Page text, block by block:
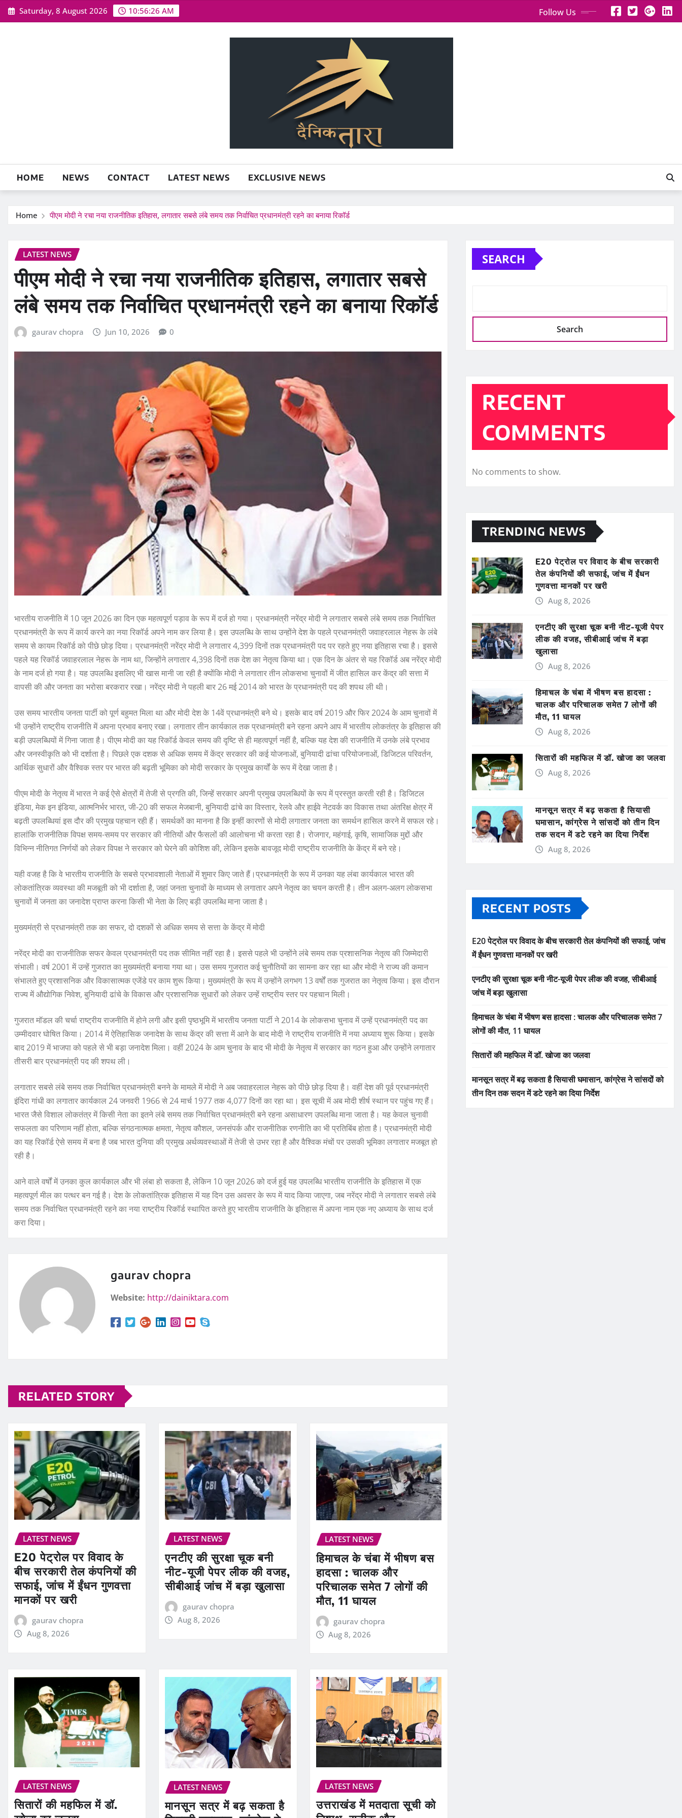
Skip
to
Saturday, 8 August 2026 10:56:27 AM Follow Us
HOME NEWS CONTACT LATEST NEWS EXCLUSIVE NEWS
Home पीएम मोदी ने रचा नया राजनीतिक इतिहास, लगातार सबसे लंबे समय तक निर्वाचित प्रधानमंत्री रहने का बनाया रिकॉर्ड
LATEST NEWS
पीएम मोदी ने रचा नया राजनीतिक इतिहास, लगातार सबसे
लंबे समय तक निर्वाचित प्रधानमंत्री रहने का बनाया रिकॉर्ड
gaurav chopra Jun 10, 2026 0
भारतीय राजनीति में 10 जून 2026 का दिन एक महत्वपूर्ण पड़ाव के रूप में दर्ज हो गया। प्रधानमंत्री नरेंद्र मोदी ने लगातार सबसे लंबे समय तक निर्वाचित
प्रधानमंत्री के रूप में कार्य करने का नया रिकॉर्ड अपने नाम कर लिया है। इस उपलब्धि के साथ उन्होंने देश के पहले प्रधानमंत्री जवाहरलाल नेहरू के लंबे
समय से कायम रिकॉर्ड को पीछे छोड़ दिया। प्रधानमंत्री नरेंद्र मोदी ने लगातार 4,399 दिनों तक प्रधानमंत्री पद पर रहते हुए नया इतिहास रचा है। इससे
पहले यह रिकॉर्ड जवाहरलाल नेहरू के नाम था, जिन्होंने लगातार 4,398 दिनों तक देश का नेतृत्व किया था। एक दिन के अंतर से यह रिकॉर्ड अब नरेंद्र मोदी
के नाम दर्ज हो गया है। यह उपलब्धि इसलिए भी खास मानी जा रही है क्योंकि मोदी ने लगातार तीन लोकसभा चुनावों में जीत हासिल कर केंद्र की सत्ता में
वापसी की और जनता का भरोसा बरकरार रखा। नरेंद्र मोदी ने पहली बार 26 मई 2014 को भारत के प्रधानमंत्री पद की शपथ ली थी।
उस समय भारतीय जनता पार्टी को पूर्ण बहुमत मिला था और मोदी देश के 14वें प्रधानमंत्री बने थे। इसके बाद वर्ष 2019 और फिर 2024 के आम चुनावों में
भी उन्होंने राष्ट्रीय राजनीति में अपना प्रभाव बनाए रखा। लगातार तीन कार्यकाल तक प्रधानमंत्री बने रहना अपने आप में भारतीय लोकतंत्र के इतिहास की
बड़ी उपलब्धियों में गिना जाता है। पीएम मोदी का यह रिकॉर्ड केवल समय की दृष्टि से ही महत्वपूर्ण नहीं है, बल्कि यह देश की राजनीति में उनके लंबे प्रभाव
और जनस्वीकृति को भी दर्शाता है। पिछले एक दशक से अधिक समय में केंद्र सरकार की कई योजनाओं, बुनियादी ढांचा परियोजनाओं, डिजिटल परिवर्तन,
आर्थिक सुधारों और वैश्विक स्तर पर भारत की बढ़ती भूमिका को मोदी सरकार के प्रमुख कार्यों के रूप में देखा जाता है।
पीएम मोदी के नेतृत्व में भारत ने कई ऐसे क्षेत्रों में तेजी से प्रगति की, जिन्हें सरकार अपनी प्रमुख उपलब्धियों के रूप में प्रस्तुत करती रही है। डिजिटल
इंडिया, मेक इन इंडिया, आत्मनिर्भर भारत, जी-20 की सफल मेजबानी, बुनियादी ढांचे का विस्तार, रेलवे और हाईवे नेटवर्क का विकास तथा अंतरिक्ष क्षेत्र में
बढ़ती उपलब्धियां इस दौर की प्रमुख पहचान रही हैं। समर्थकों का मानना है कि इन्हीं कारणों से मोदी लगातार जनता का समर्थन हासिल करने में सफल रहे।
हालांकि राजनीतिक विपक्ष समय-समय पर सरकार की नीतियों और फैसलों की आलोचना भी करता रहा है। रोजगार, महंगाई, कृषि, सामाजिक मुद्दों और
विभिन्न नीतिगत निर्णयों को लेकर विपक्ष ने सरकार को घेरने की कोशिश की, लेकिन इसके बावजूद मोदी राष्ट्रीय राजनीति के केंद्र में बने रहे।
यही वजह है कि वे भारतीय राजनीति के सबसे प्रभावशाली नेताओं में शुमार किए जाते हैं।प्रधानमंत्री के रूप में उनका यह लंबा कार्यकाल भारत की
लोकतांत्रिक व्यवस्था की मजबूती को भी दर्शाता है, जहां जनता चुनावों के माध्यम से लगातार अपने नेतृत्व का चयन करती है। तीन अलग-अलग लोकसभा
चुनावों में जनता का जनादेश प्राप्त करना किसी भी नेता के लिए बड़ी उपलब्धि माना जाता है।
मुख्यमंत्री से प्रधानमंत्री तक का सफर, दो दशकों से अधिक समय से सत्ता के केंद्र में मोदी
नरेंद्र मोदी का राजनीतिक सफर केवल प्रधानमंत्री पद तक सीमित नहीं रहा है। इससे पहले भी उन्होंने लंबे समय तक प्रशासनिक नेतृत्व की जिम्मेदारी
संभाली। वर्ष 2001 में उन्हें गुजरात का मुख्यमंत्री बनाया गया था। उस समय गुजरात कई चुनौतियों का सामना कर रहा था और मोदी ने राज्य की कमान
संभालते हुए प्रशासनिक और विकासात्मक एजेंडे पर काम शुरू किया। मुख्यमंत्री के रूप में उन्होंने लगभग 13 वर्षों तक गुजरात का नेतृत्व किया। इस दौरान
राज्य में औद्योगिक निवेश, बुनियादी ढांचे के विकास और प्रशासनिक सुधारों को लेकर उन्हें राष्ट्रीय स्तर पर पहचान मिली।
गुजरात मॉडल की चर्चा राष्ट्रीय राजनीति में होने लगी और इसी पृष्ठभूमि में भारतीय जनता पार्टी ने 2014 के लोकसभा चुनाव में उन्हें प्रधानमंत्री पद का
उम्मीदवार घोषित किया। 2014 में ऐतिहासिक जनादेश के साथ केंद्र की सत्ता में आने के बाद मोदी ने राष्ट्रीय राजनीति में नया अध्याय शुरू किया। इसके
बाद 2019 में भाजपा को पहले से भी बड़ा जनादेश मिला। वहीं 2024 के आम चुनाव के बाद भी मोदी के नेतृत्व में सरकार का गठन हुआ और उन्होंने लगातार
तीसरी बार प्रधानमंत्री पद की शपथ ली।
लगातार सबसे लंबे समय तक निर्वाचित प्रधानमंत्री बनने के मामले में मोदी ने अब जवाहरलाल नेहरू को पीछे छोड़ दिया है। वहीं देश की पूर्व प्रधानमंत्री
इंदिरा गांधी का लगातार कार्यकाल 24 जनवरी 1966 से 24 मार्च 1977 तक 4,077 दिनों का रहा था। इस सूची में अब मोदी शीर्ष स्थान पर पहुंच गए हैं।
भारत जैसे विशाल लोकतंत्र में किसी नेता का इतने लंबे समय तक निर्वाचित प्रधानमंत्री बने रहना असाधारण उपलब्धि माना जाता है। यह केवल चुनावी
सफलता का परिणाम नहीं होता, बल्कि संगठनात्मक क्षमता, नेतृत्व कौशल, जनसंपर्क और राजनीतिक रणनीति का भी प्रतिबिंब होता है। प्रधानमंत्री मोदी
का यह रिकॉर्ड ऐसे समय में बना है जब भारत दुनिया की प्रमुख अर्थव्यवस्थाओं में तेजी से उभर रहा है और वैश्विक मंचों पर उसकी भूमिका लगातार मजबूत हो
रही है।
आने वाले वर्षों में उनका कुल कार्यकाल और भी लंबा हो सकता है, लेकिन 10 जून 2026 को दर्ज हुई यह उपलब्धि भारतीय राजनीति के इतिहास में एक
महत्वपूर्ण मील का पत्थर बन गई है। देश के लोकतांत्रिक इतिहास में यह दिन उस अवसर के रूप में याद किया जाएगा, जब नरेंद्र मोदी ने लगातार सबसे लंबे
समय तक निर्वाचित प्रधानमंत्री रहने का नया राष्ट्रीय रिकॉर्ड स्थापित करते हुए भारतीय राजनीति के इतिहास में अपना नाम एक नए अध्याय के साथ दर्ज
करा दिया।
gaurav chopra
Website: http://dainiktara.com
RELATED STORY
LATEST NEWS
E20 पेट्रोल पर विवाद के
बीच सरकारी तेल कंपनियों की
सफाई, जांच में ईंधन गुणवत्ता
मानकों पर खरी
gaurav chopra
Aug 8, 2026
LATEST NEWS
एनटीए की सुरक्षा चूक बनी
नीट-यूजी पेपर लीक की वजह,
सीबीआई जांच में बड़ा खुलासा
gaurav chopra
Aug 8, 2026
LATEST NEWS
हिमाचल के चंबा में भीषण बस
हादसा : चालक और
परिचालक समेत 7 लोगों की
मौत, 11 घायल
gaurav chopra
Aug 8, 2026
LATEST NEWS
सितारों की महफिल में डॉ.
LATEST NEWS
मानसून सत्र में बढ़ सकता है
LATEST NEWS
उत्तराखंड में मतदाता सूची को
SEARCH
Search
RECENT
COMMENTS
No comments to show.
TRENDING NEWS
E20 पेट्रोल पर विवाद के बीच सरकारी
तेल कंपनियों की सफाई, जांच में ईंधन
गुणवत्ता मानकों पर खरी
Aug 8, 2026
एनटीए की सुरक्षा चूक बनी नीट-यूजी पेपर
लीक की वजह, सीबीआई जांच में बड़ा
खुलासा
Aug 8, 2026
हिमाचल के चंबा में भीषण बस हादसा :
चालक और परिचालक समेत 7 लोगों की
मौत, 11 घायल
Aug 8, 2026
सितारों की महफिल में डॉ. खोजा का जलवा
Aug 8, 2026
मानसून सत्र में बढ़ सकता है सियासी
घमासान, कांग्रेस ने सांसदों को तीन दिन
तक सदन में डटे रहने का दिया निर्देश
Aug 8, 2026
RECENT POSTS
E20 पेट्रोल पर विवाद के बीच सरकारी तेल कंपनियों की सफाई, जांच
में ईंधन गुणवत्ता मानकों पर खरी
एनटीए की सुरक्षा चूक बनी नीट-यूजी पेपर लीक की वजह, सीबीआई
जांच में बड़ा खुलासा
हिमाचल के चंबा में भीषण बस हादसा : चालक और परिचालक समेत 7
लोगों की मौत, 11 घायल
सितारों की महफिल में डॉ. खोजा का जलवा
मानसून सत्र में बढ़ सकता है सियासी घमासान, कांग्रेस ने सांसदों को
तीन दिन तक सदन में डटे रहने का दिया निर्देश